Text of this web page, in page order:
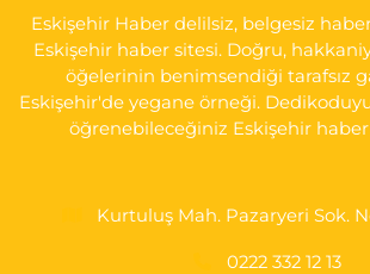
0 (222) 230 11 31 Yol Tarifi Al
Eskişehir Haber delilsiz, belgesiz
Eskişehir haber sitesi. Doğru,
öğelerinin benimsendiği tarafsız
Eskişehir'de yegane örneği.
öğrenebileceğiniz Eskişehir
Kurtuluş Mah. Pazaryeri Sok.
0222 332 12 13